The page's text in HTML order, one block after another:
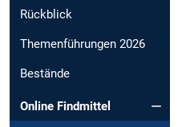
Rückblick
Themenführungen 2026
Bestände
Online Findmittel